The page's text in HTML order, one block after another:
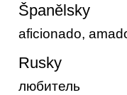
Španělsky
aficionado,
Rusky
любитель